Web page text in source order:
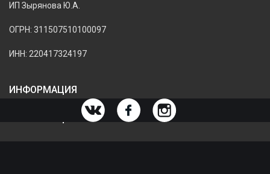
ИП Зырянова Ю.А.
ОГРН: 311507510100097
ИНН: 220417324197
ИНФОРМАЦИЯ
ИНФОРМАЦИЯ О МАГАЗИНЕ